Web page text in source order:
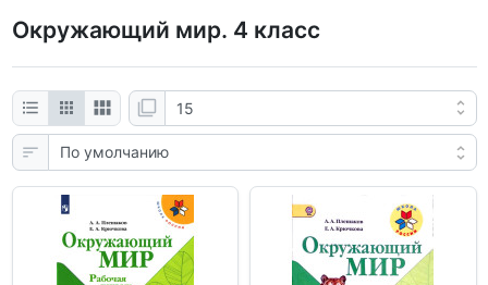
Окружающий мир. 4 класс